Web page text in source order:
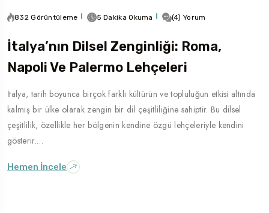
832 Görüntüleme 5 Dakika Okuma (4) Yorum
İtalya’nın Dilsel Zenginliği: Roma,
Napoli Ve Palermo Lehçeleri
İtalya, tarih boyunca birçok farklı kültürün ve topluluğun etkisi altında
kalmış bir ülke olarak zengin bir dil çeşitliliğine sahiptir. Bu dilsel
çeşitlilik, özellikle her bölgenin kendine özgü lehçeleriyle kendini
gösterir.…
Hemen İncele